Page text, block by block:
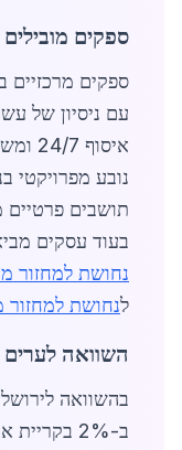
ספקים
ספקים מרכזיים
עם ניסיון של
נובע מפרויקטי
תושבים פרטיים
בעוד עסקים
נחושת למחזור
לנחושת למחזור
השוואה לערים
בהשוואה
ב-2% בקריית אונו. ראו